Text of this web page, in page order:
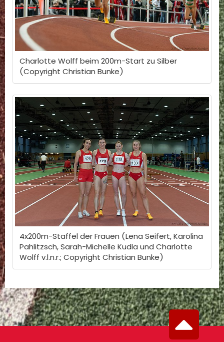
Charlotte Wolff beim 200m-Start zu Silber
(Copyright Christian Bunke)
4x200m-Staffel der Frauen (Lena Seifert, Karolina
Pahlitzsch, Sarah-Michelle Kudla und Charlotte
Wolff v.l.n.r.; Copyright Christian Bunke)